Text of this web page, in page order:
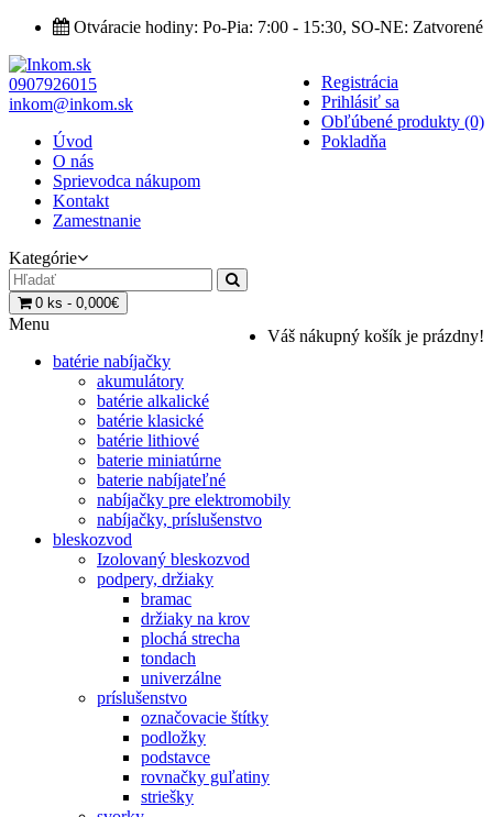
Otváracie hodiny: Po-Pia: 7:00 - 15:30, SO-NE: Zatvorené
Registrácia
Prihlásiť sa
Obľúbené produkty (0)
Pokladňa
0907926015
inkom@inkom.sk
Úvod
O nás
Sprievodca nákupom
Kontakt
Zamestnanie
Kategórie
0 ks - 0,000€
Váš nákupný košík je prázdny!
Menu
batérie nabíjačky
akumulátory
batérie alkalické
batérie klasické
batérie lithiové
baterie miniatúrne
baterie nabíjateľné
nabíjačky pre elektromobily
nabíjačky, príslušenstvo
bleskozvod
Izolovaný bleskozvod
podpery, držiaky
bramac
držiaky na krov
plochá strecha
tondach
univerzálne
príslušenstvo
označovacie štítky
podložky
podstavce
rovnačky guľatiny
striešky